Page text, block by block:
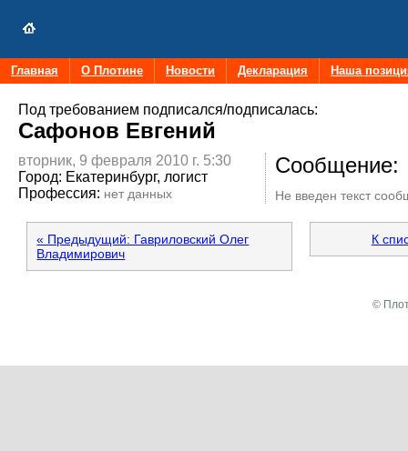
Главная О Плотине Новости Декларация Наша
Под требованием подписался/подписалась:
Сафонов Евгений
Сообщение:
Не введен текст
вторник, 9 февраля 2010 г. 5:30
Город: Екатеринбург, логист
Профессия: нет данных
« Предыдущий: Гавриловский Олег
Владимирович
К
©